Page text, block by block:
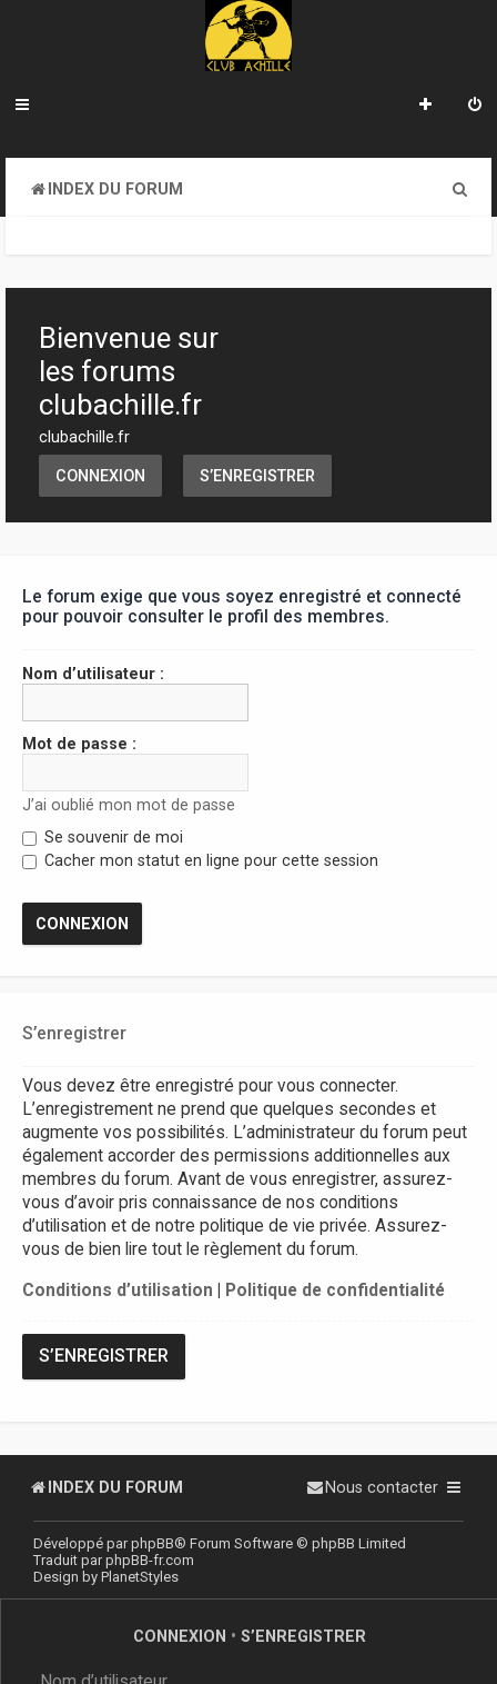
INDEX DU FORUM
h
Bienvenue sur
les forums
clubachille.fr
clubachille.fr
CONNEXION S’ENREGISTRER
Le forum exige que vous soyez enregistré et connecté
pour pouvoir consulter le profil des membres.
Nom d’utilisateur :
Mot de passe :
J’ai oublié mon mot de passe
Se souvenir de moi
Cacher mon statut en ligne pour cette session
S’enregistrer
Vous devez être enregistré pour vous connecter.
L’enregistrement ne prend que quelques secondes et
augmente vos possibilités. L’administrateur du forum peut
également accorder des permissions additionnelles aux
membres du forum. Avant de vous enregistrer, assurez-
vous d’avoir pris connaissance de nos conditions
d’utilisation et de notre politique de vie privée. Assurez-
vous de bien lire tout le règlement du forum.
Conditions d’utilisation Politique de confidentialité
S’ENREGISTRER
INDEX DU FORUM Nous contacter
Développé parphpBB® Forum Software © phpBB Limited
Traduit parphpBB-fr.com
Design by PlanetStyles
CONNEXION • S’ENREGISTRER